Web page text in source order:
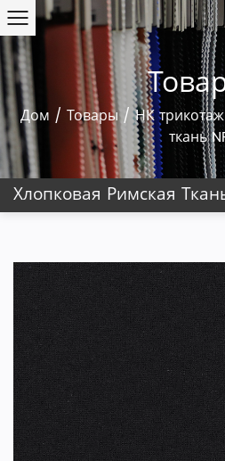
Дом / Товары/НК трикотаж
ткань
Хлопковая Римская